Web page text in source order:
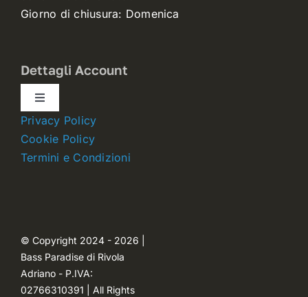
Giorno di chiusura: Domenica
Dettagli Account
Toggle
Navigation
Dettagli account
Password dimenticata
Privacy Policy
Cookie Policy
Termini e Condizioni
© Copyright 2024 - 2026 |
Bass Paradise di Rivola
Adriano - P.IVA:
02766310391 | All Rights